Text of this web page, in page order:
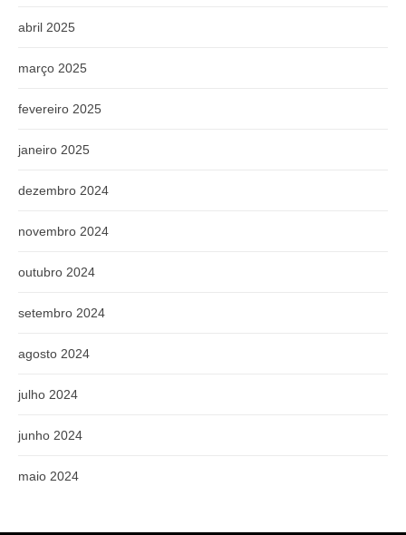
abril 2025
março 2025
fevereiro 2025
janeiro 2025
dezembro 2024
novembro 2024
outubro 2024
setembro 2024
agosto 2024
julho 2024
junho 2024
maio 2024